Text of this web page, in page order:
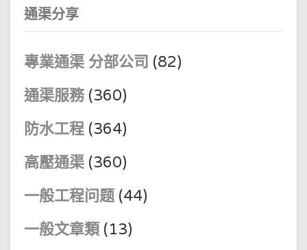
通渠分享
專業通渠 分部公司 (82)
通渠服務 (360)
防水工程 (364)
高壓通渠 (360)
一般工程问题 (44)
一般文章類 (13)